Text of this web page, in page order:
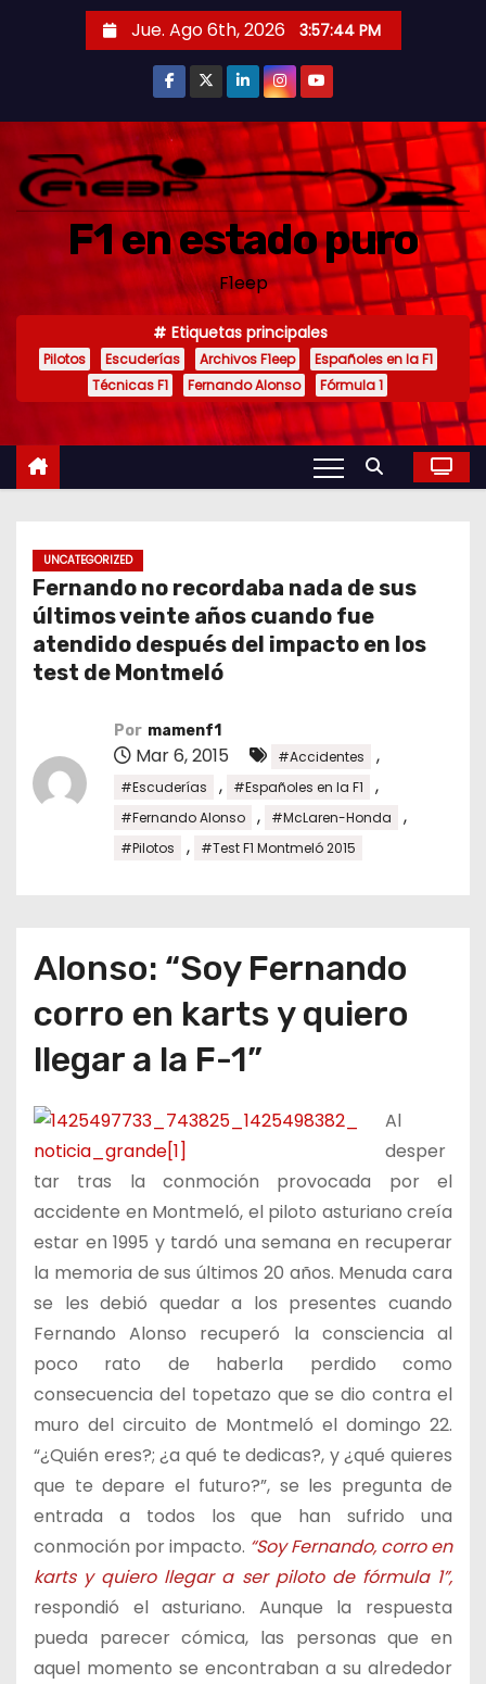
i
Jue. Ago 6th, 2026 3:57:45 PM
F1 en estado puro
F1eep
Etiquetas principales
Pilotos Escuderías Archivos F1eep
Españoles en la F1
Técnicas F1
Fernando Alonso Fórmula 1
UNCATEGORIZED
Fernando no recordaba nada de sus
últimos veinte años cuando fue
atendido después del impacto en los
test de Montmeló
Por mamenf1
Mar 6, 2015 #Accidentes ,
#Escuderías , #Españoles en la F1 ,
#Fernando Alonso , #McLaren-Honda ,
#Pilotos , #Test F1 Montmeló 2015
Alonso: “Soy Fernando
corro en karts y quiero
llegar a la F-1”
Al
desper
tar tras la conmoción provocada por el
accidente en Montmeló, el piloto asturiano creía
estar en 1995 y tardó una semana en recuperar
la memoria de sus últimos 20 años. Menuda cara
se les debió quedar a los presentes cuando
Fernando Alonso recuperó la consciencia al
poco rato de haberla perdido como
consecuencia del topetazo que se dio contra el
muro del circuito de Montmeló el domingo 22.
“¿Quién eres?; ¿a qué te dedicas?, y ¿qué quieres
que te depare el futuro?”, se les pregunta de
entrada a todos los que han sufrido una
conmoción por impacto. “Soy Fernando, corro en
karts y quiero llegar a ser piloto de fórmula 1”,
respondió el asturiano. Aunque la respuesta
pueda parecer cómica, las personas que en
aquel momento se encontraban a su alrededor